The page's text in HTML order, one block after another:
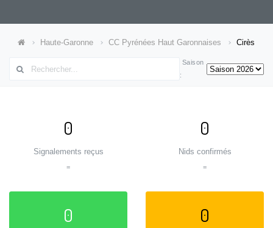
Haute-Garonne CC Pyrénées Haut Garonnaises Cirès
Saison
:
0
Signalements reçus
=
0
Nids confirmés
=
0 0